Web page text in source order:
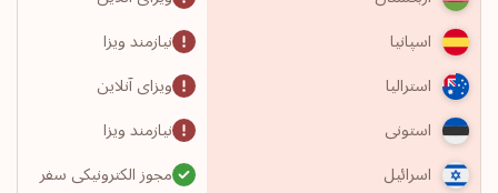
اسپانیا
نیازمند ویزا
استرالیا
ویزای آنلاین
استونی
نیازمند ویزا
اسرائیل
مجوز الکترونیکی سفر